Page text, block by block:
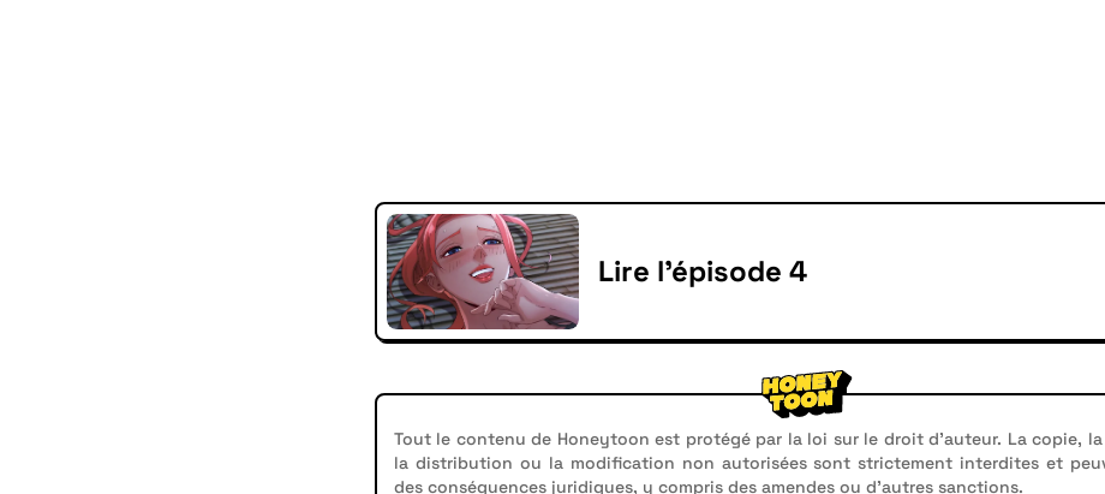
Lire l'épisode 4
Tout le contenu de Honeytoon est protégé par la loi sur le droit d'auteur. La copie,
la distribution ou la modification non autorisées sont strictement interdites et
des conséquences juridiques, y compris des amendes ou d'autres sanctions.